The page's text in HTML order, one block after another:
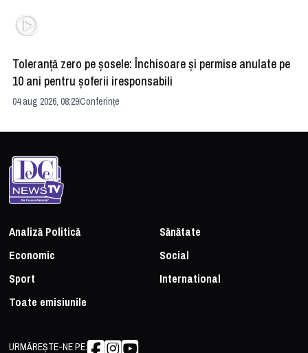
Toleranță zero pe șosele: Închisoare și permise anulate pe
10 ani pentru șoferii iresponsabili
04 aug 2026, 08:29Conferințe
Analiză Politică
Sănătate
Economic
Social
Sport
International
Toate emisiunile
URMĂREȘTE-NE PE: